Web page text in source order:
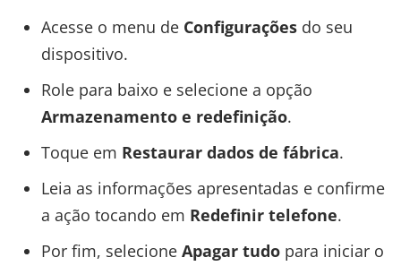
Acesse o menu de Configuraçõesdo seu
dispositivo.
Role para baixo e selecione a opção
Armazenamento e redefinição.
Toque em Restaurar dados de fábrica.
Leia as informações apresentadas e confirme
a ação tocando em Redefinir telefone.
Por fim, selecione Apagar tudopara iniciar o